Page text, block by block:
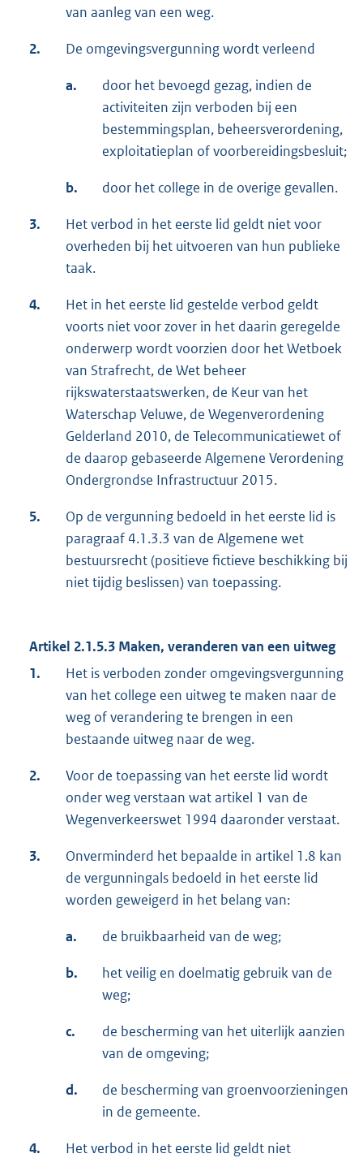
van aanleg van een weg.
2. De omgevingsvergunning wordt verleend
a.
door het bevoegd gezag, indien de
activiteiten zijn verboden bij een
bestemmingsplan, beheersverordening,
exploitatieplan of voorbereidingsbesluit;
b. door het college in de overige gevallen.
3.
Het verbod in het eerste lid geldt niet voor
overheden bij het uitvoeren van hun publieke
taak.
4.
Het in het eerste lid gestelde verbod geldt
voorts niet voor zover in het daarin geregelde
onderwerp wordt voorzien door het Wetboek
van Strafrecht, de Wet beheer
rijkswaterstaatswerken, de Keur van het
Waterschap Veluwe, de Wegenverordening
Gelderland 2010, de Telecommunicatiewet of
de daarop gebaseerde Algemene Verordening
Ondergrondse Infrastructuur 2015.
5.
Op de vergunning bedoeld in het eerste lid is
paragraaf 4.1.3.3 van de Algemene wet
bestuursrecht (positieve fictieve beschikking bij
niet tijdig beslissen) van toepassing.
Artikel 2.1.5.3 Maken, veranderen van een uitweg
1.
Het is verboden zonder omgevingsvergunning
van het college een uitweg te maken naar de
weg of verandering te brengen in een
bestaande uitweg naar de weg.
2.
Voor de toepassing van het eerste lid wordt
onder weg verstaan wat artikel 1 van de
Wegenverkeerswet 1994 daaronder verstaat.
3.
Onverminderd het bepaalde in artikel 1.8 kan
de vergunningals bedoeld in het eerste lid
worden geweigerd in het belang van:
a. de bruikbaarheid van de weg;
b.
het veilig en doelmatig gebruik van de
weg;
c.
de bescherming van het uiterlijk aanzien
van de omgeving;
d.
de bescherming van groenvoorzieningen
in de gemeente.
4.
Het verbod in het eerste lid geldt niet